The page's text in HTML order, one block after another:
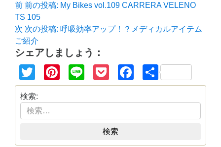
前 前の投稿: My Bikes vol.109 CARRERA VELENO
TS 105
次 次の投稿: 呼吸効率アップ！？メディカルアイテム
ご紹介
シェアしましょう：
TwitterPinterest
Line PocketFacebook
共
有
検索:
検索